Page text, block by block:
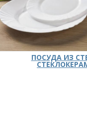
ПОСУДА ИЗ